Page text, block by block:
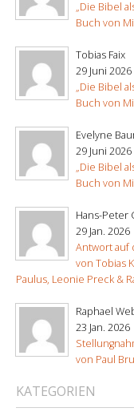
„Die Bibel
Buch von
Tobias Faix
29 Juni 2026
„Die Bibel
Buch von
Evelyne
29 Juni 2026
„Die Bibel
Buch von
Hans-Peter
29 Jan. 2026
Antwort auf
von Tobias
Paulus, Leonie Preck &
Raphael
23 Jan. 2026
von Paul
KATEGORIEN